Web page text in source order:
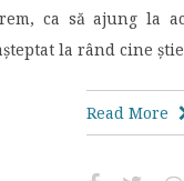
ca să ajung la
la rând cine
Read More